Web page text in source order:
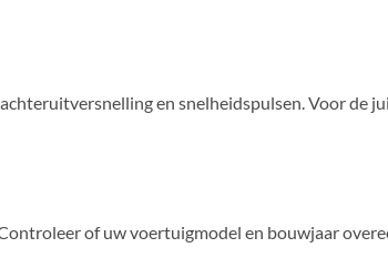
en snelheidspulsen. Voor de
of uw voertuigmodel en bouwjaar